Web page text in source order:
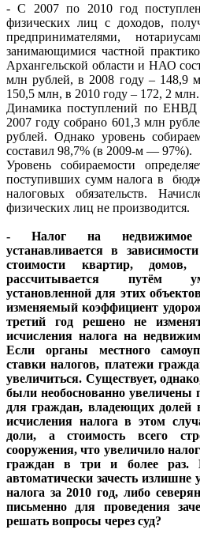
- С 2007 по 2010 год
физических лиц с доходов,
предпринимателями,
занимающимися частной
Архангельской области и НАО
млн рублей, в 2008 году – 148,9
150,5 млн, в 2010 году – 172, 2 млн.
Динамика поступлений по ЕНВД
2007 году собрано 601,3 млн
рублей. Однако уровень
составил 98,7% (в 2009-м — 97%).
Уровень собираемости
поступивших сумм налога в
налоговых обязательств.
физических лиц не производится.
- Налог на недвижимое
устанавливается в
стоимости квартир,
рассчитывается путём
установленной для этих
изменяемый коэффициент
третий год решено не
исчисления налога на
Если органы местного
ставки налогов, платежи
увеличиться. Существует,
были необоснованно увеличены
для граждан, владеющих долей
исчисления налога в этом
доли, а стоимость всего
сооружения, что увеличило
граждан в три и более раз.
автоматически зачесть
налога за 2010 год, либо
письменно для проведения
решать вопросы через суд?